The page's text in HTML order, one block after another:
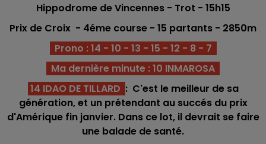
Hippodrome de Vincennes - Trot - 15h15
Prix de Croix - 4éme course - 15 partants - 2850m
Prono : 14 - 10 - 13 - 15 - 12 - 8 - 7
Ma dernière minute : 10 INMAROSA
14 IDAO DE TILLARD : C'est le meilleur de sa
génération, et un prétendant au succés du prix
d'Amérique fin janvier. Dans ce lot, il devrait se faire
une balade de santé.